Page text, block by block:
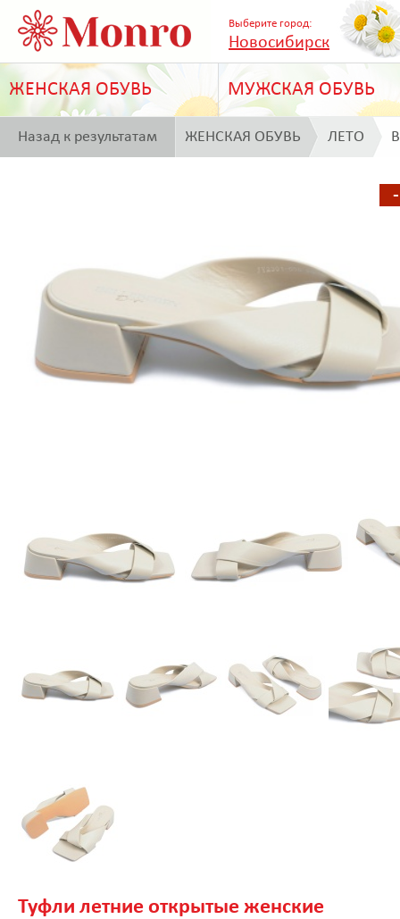
Выберите город:
Новосибирск
ЖЕНСКАЯ ОБУВЬ МУЖСКАЯ ОБУВЬ
Назад к результатам ЖЕНСКАЯ ОБУВЬ ЛЕТО
Туфли летние открытые женские